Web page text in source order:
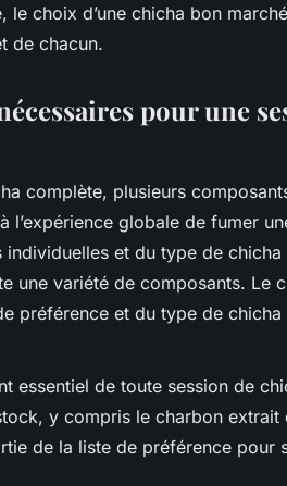
le choix d’une chicha bon
de chacun.
pour une
complète, plusieurs
l’expérience globale de fumer
et du type de
une variété de composants. Le
préférence et du type de chicha
essentiel de toute session de
y compris le charbon
de la liste de préférence pour